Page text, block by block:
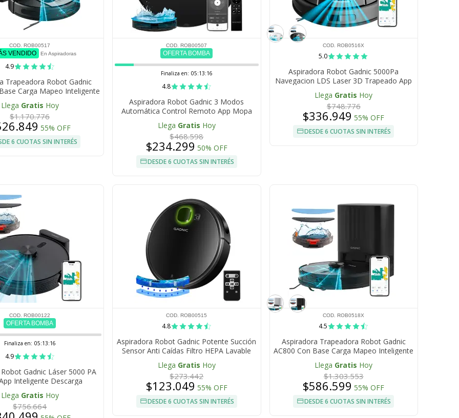
COD. ROB00517
VENDIDO En Aspiradoras
4.9
Trapeadora Robot Gadnic
Carga Mapeo Inteligente
Llega Gratis Hoy
$1.170.776
55% OFF
6 CUOTAS SIN INTERÉS
COD. ROB00507
OFERTA BOMBA
Finaliza en: 05:13:15
4.8
Aspiradora Robot Gadnic 3 Modos
Automática Control Remoto App Mopa
Tanque de Agua 150 ml Filtro Lavable
Programación Auto-Recarga
Llega Gratis Hoy
$468.598
$234.299 50% OFF
DESDE 6 CUOTAS SIN INTERÉS
COD. ROB0516X
5.0
Aspiradora Robot Gadnic 5000Pa
Navegacion LDS Laser 3D Trapeado App
Tuya Autonomia 200 Min
Llega Gratis Hoy
$748.776
$336.949 55% OFF
DESDE 6 CUOTAS SIN INTERÉS
COD. ROB00122
OFERTA BOMBA
Finaliza en: 05:13:15
4.9
Gadnic Láser 5000 PA
Inteligente Descarga
3200 mAh 120 Min de
Uso
Llega Gratis Hoy
$756.664
COD. ROB00515
4.8
Aspiradora Robot Gadnic Potente Succión
Sensor Anti Caídas Filtro HEPA Lavable
Depósito Extraíble
Llega Gratis Hoy
$273.442
$123.049 55% OFF
DESDE 6 CUOTAS SIN INTERÉS
COD. ROB0518X
4.5
Aspiradora Trapeadora Robot Gadnic
AC800 Con Base Carga Mapeo Inteligente
Llega Gratis Hoy
$1.303.553
$586.599 55% OFF
DESDE 6 CUOTAS SIN INTERÉS